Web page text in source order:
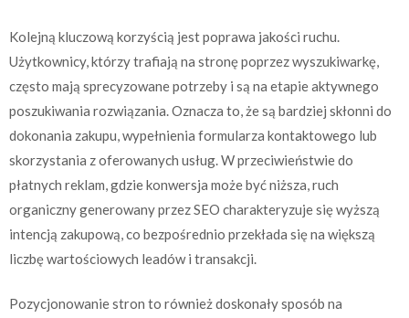
Kolejną kluczową korzyścią jest poprawa jakości ruchu.
Użytkownicy, którzy trafiają na stronę poprzez wyszukiwarkę,
często mają sprecyzowane potrzeby i są na etapie aktywnego
poszukiwania rozwiązania. Oznacza to, że są bardziej skłonni do
dokonania zakupu, wypełnienia formularza kontaktowego lub
skorzystania z oferowanych usług. W przeciwieństwie do
płatnych reklam, gdzie konwersja może być niższa, ruch
organiczny generowany przez SEO charakteryzuje się wyższą
intencją zakupową, co bezpośrednio przekłada się na większą
liczbę wartościowych leadów i transakcji.
Pozycjonowanie stron to również doskonały sposób na